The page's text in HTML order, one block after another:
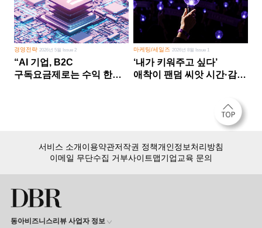
경영전략 2026년 5월 Issue 2
“AI 기업, B2C
구독요금제로는 수익 한계
마케팅/세일즈 2026년 8월 Issue 1
‘내가 키워주고 싶다’
애착이 팬덤 씨앗 시간·감정
서비스 소개이용약관저작권 정책개인정보처리방침
이메일 무단수집 거부사이트맵기업교육 문의
동아비즈니스리뷰 사업자 정보